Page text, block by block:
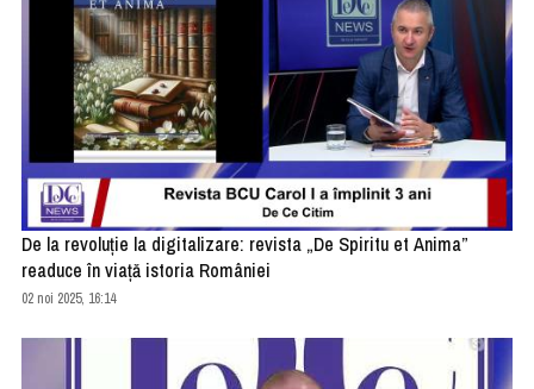
De la revoluție la digitalizare: revista „De Spiritu et Anima”
readuce în viață istoria României
02 noi 2025, 16:14